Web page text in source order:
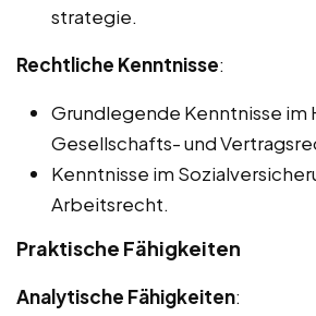
strategie.
Rechtliche Kenntnisse:
Grundlegende Kenntnisse im
Gesellschafts- und
Kenntnisse im
Arbeitsrecht.
Praktische Fähigkeiten
Analytische Fähigkeiten: